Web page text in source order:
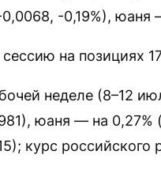
-0,19%), юаня
на позициях
неделе (8–12
юаня — на 0,27%
курс российского